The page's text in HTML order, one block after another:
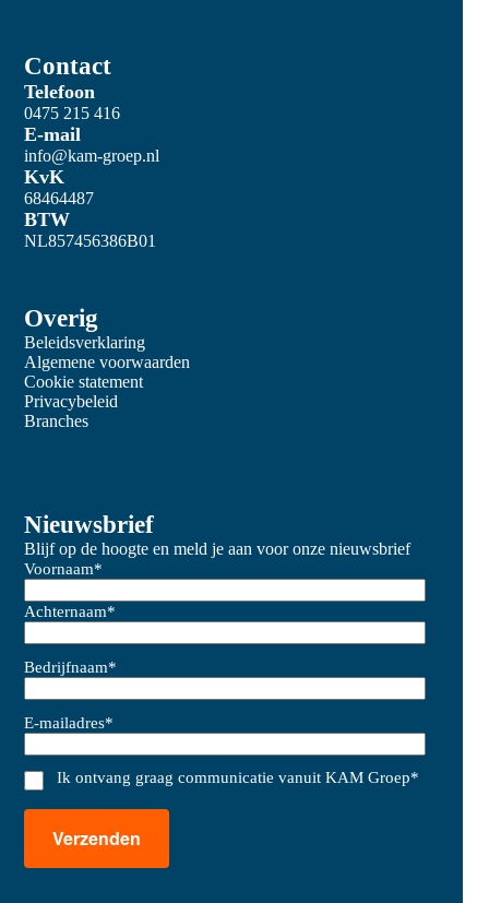
Contact
Telefoon
0475 215 416
E-mail
info@kam-groep.nl
KvK
68464487
BTW
NL857456386B01
Overig
Beleidsverklaring
Algemene voorwaarden
Cookie statement
Privacybeleid
Branches
Nieuwsbrief
Blijf op de hoogte en meld je aan voor onze nieuwsbrief
Voornaam*
Achternaam*
Bedrijfnaam*
E-mailadres*
Ik ontvang graag communicatie vanuit KAM Groep*